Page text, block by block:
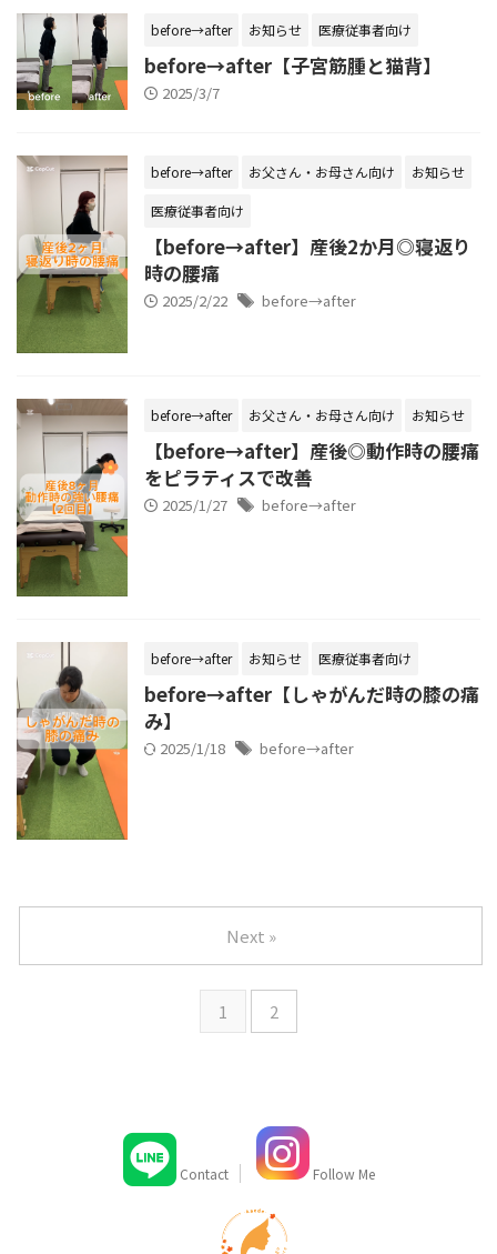
before→after お知らせ 医療従事者向け
before→after【子宮筋腫と猫背】
2025/3/7
before→after お父さん・お母さん向け お知らせ
医療従事者向け
【before→after】産後2か月◎寝返り
時の腰痛
2025/2/22 before→after
before→after お父さん・お母さん向け お知らせ
【before→after】産後◎動作時の腰痛
をピラティスで改善
2025/1/27 before→after
before→after お知らせ 医療従事者向け
before→after【しゃがんだ時の膝の痛
み】
2025/1/18 before→after
1 2
Next »
Contact Follow Me